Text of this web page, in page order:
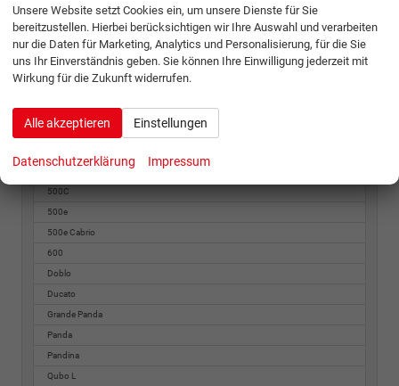
Dacia
DS Automobiles
Fiat
500C
500e
500e Cabrio
600
Doblo
Ducato
Grande Panda
Panda
Pandina
Qubo L
Unsere Website setzt Cookies ein, um unsere Dienste für Sie
bereitzustellen. Hierbei berücksichtigen wir Ihre Auswahl und verarbeiten
nur die Daten für Marketing, Analytics und Personalisierung, für die Sie
uns Ihr Einverständnis geben. Sie können Ihre Einwilligung jederzeit mit
Wirkung für die Zukunft widerrufen.
Alle akzeptieren Einstellungen
Datenschutzerklärung Impressum